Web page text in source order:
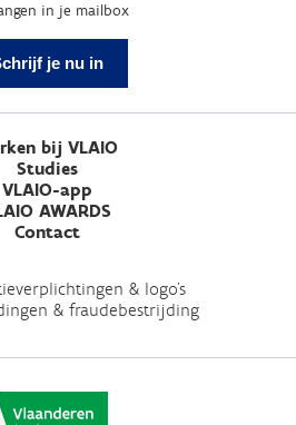
in je mailbox
je nu in
bij VLAIO
Studies
VLAIO-app
AWARDS
Contact
& logo's
& fraudebestrijding